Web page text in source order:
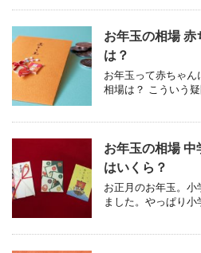
お年玉の相場
は？
お年玉って赤ちゃん
相場は？ こういう
お年玉の相場 中
はいくら？
お正月のお年玉。小
ました。やっぱり